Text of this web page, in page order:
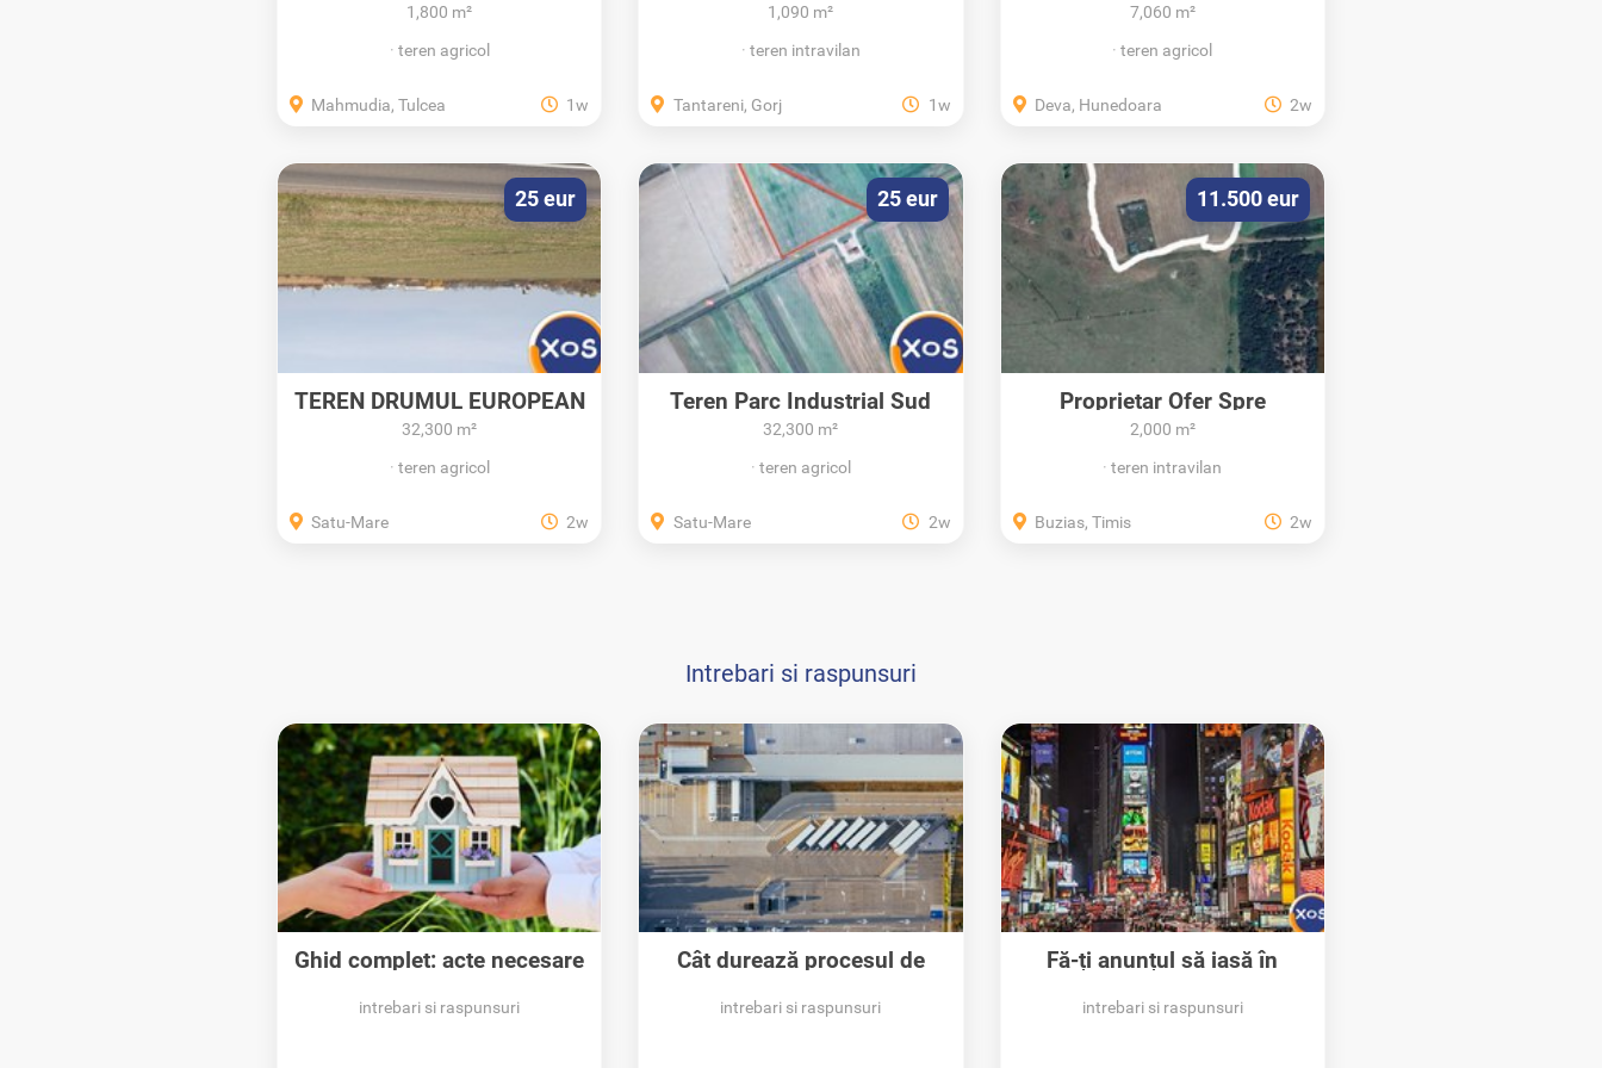
1,800 m²
teren agricol
Mahmudia, Tulcea 1w
constructie casă în...
1,090 m²
teren intravilan
Tantareni, Gorj 1w
7,060 m²
teren agricol
Deva, Hunedoara 2w
TEREN DRUMUL EUROPEAN
E81/SATU-MARE
32,300 m²
teren agricol
25 eur
Satu-Mare 2w
Teren Parc Industrial Sud
32,300 m²
teren agricol
25 eur
Satu-Mare 2w
Proprietar Ofer Spre
Vânzare Teren...
2,000 m²
teren intravilan
11.500 eur
Buzias, Timis 2w
Intrebari si raspunsuri
Ghid complet: acte necesare
intrebari si raspunsuri
Cât durează procesul de
intrebari si raspunsuri
Fă-ți anunțul să iasă în
intrebari si raspunsuri